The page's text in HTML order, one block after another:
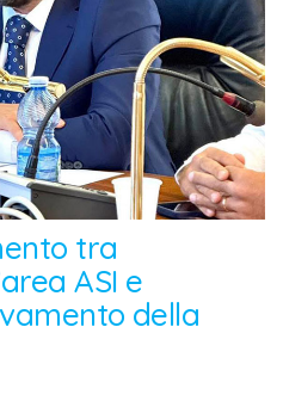
tra
ASI e
della